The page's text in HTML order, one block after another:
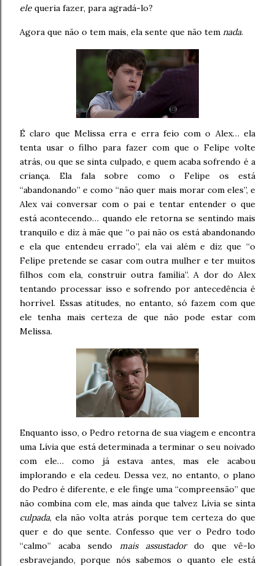
ele queria fazer, para agradá-lo?
Agora que não o tem mais, ela sente que não tem nada.
É claro que Melissa erra e erra feio com o Alex… ela
tenta usar o filho para fazer com que o Felipe volte
atrás, ou que se sinta culpado, e quem acaba sofrendo é a
criança. Ela fala sobre como o Felipe os está
“abandonando” e como “não quer mais morar com eles”, e
Alex vai conversar com o pai e tentar entender o que
está acontecendo… quando ele retorna se sentindo mais
tranquilo e diz à mãe que “o pai não os está abandonando
e ela que entendeu errado”, ela vai além e diz que “o
Felipe pretende se casar com outra mulher e ter muitos
filhos com ela, construir outra família”. A dor do Alex
tentando processar isso e sofrendo por antecedência é
horrível. Essas atitudes, no entanto, só fazem com que
ele tenha mais certeza de que não pode estar com
Melissa.
Enquanto isso, o Pedro retorna de sua viagem e encontra
uma Lívia que está determinada a terminar o seu noivado
com ele… como já estava antes, mas ele acabou
implorando e ela cedeu. Dessa vez, no entanto, o plano
do Pedro é diferente, e ele finge uma “compreensão” que
não combina com ele, mas ainda que talvez Lívia se sinta
culpada, ela não volta atrás porque tem certeza do que
quer e do que sente. Confesso que ver o Pedro todo
“calmo” acaba sendo mais assustadordo que vê-lo
esbravejando, porque nós sabemos o quanto ele está